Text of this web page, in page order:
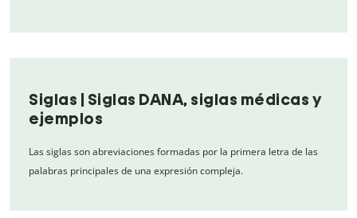
Siglas | Siglas DANA, siglas médicas y
ejemplos
Las siglas son abreviaciones formadas por la primera letra de las
palabras principales de una expresión compleja.